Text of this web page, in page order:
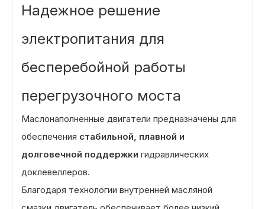
Надежное решение
электропитания для
бесперебойной работы
перегрузочного моста
Маслонаполненные двигатели предназначены для
обеспечения стабильной, плавной и
долговечной поддержки гидравлических
доклевеллеров.
Благодаря технологии внутренней масляной